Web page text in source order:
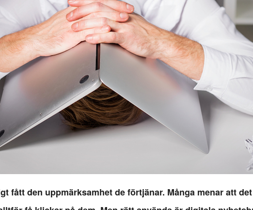
fått den uppmärksamhet de förtjänar. Många menar att